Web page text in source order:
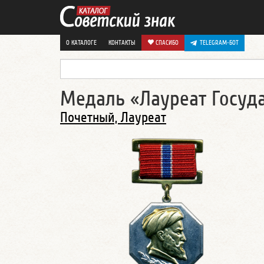
О КАТАЛОГЕ КОНТАКТЫ СПАСИБО TELEGRAM-БОТ
Медаль «Лауреат
Почетный, Лауреат